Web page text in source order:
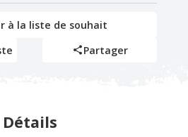
à la liste de souhait
Partager
Détails